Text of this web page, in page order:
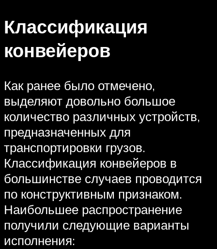
Классификация
конвейеров
Как ранее было отмечено,
выделяют довольно большое
количество различных устройств,
предназначенных для
транспортировки грузов.
Классификация конвейеров в
большинстве случаев проводится
по конструктивным признаком.
Наибольшее распространение
получили следующие варианты
исполнения: